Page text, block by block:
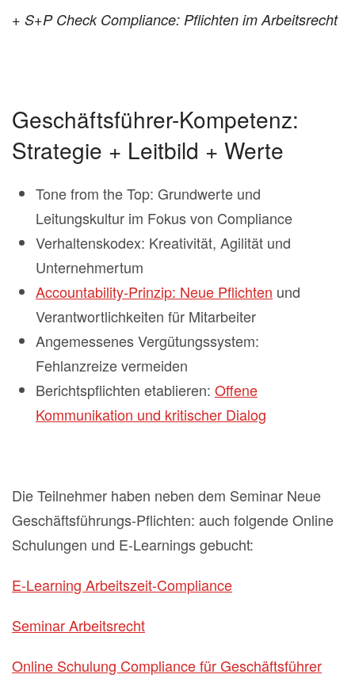
+ S+P Check Compliance: Pflichten im Arbeitsrecht
Geschäftsführer-Kompetenz:
Strategie + Leitbild + Werte
Tone from the Top: Grundwerte und
Leitungskultur im Fokus von Compliance
Verhaltenskodex: Kreativität, Agilität und
Unternehmertum
Accountability-Prinzip: Neue Pflichten und
Verantwortlichkeiten für Mitarbeiter
Angemessenes Vergütungssystem:
Fehlanzreize vermeiden
Berichtspflichten etablieren: Offene
Kommunikation und kritischer Dialog
Die Teilnehmer haben neben dem Seminar Neue
Geschäftsführungs-Pflichten: auch folgende Online
Schulungen und E-Learnings gebucht:
E-Learning Arbeitszeit-Compliance
Seminar Arbeitsrecht
Online Schulung Compliance für Geschäftsführer